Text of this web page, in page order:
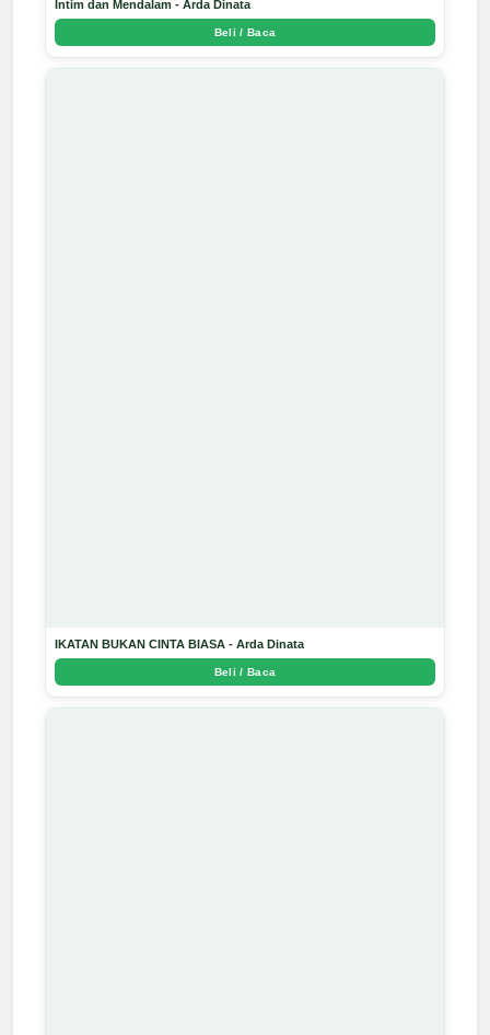
Intim dan Mendalam - Arda Dinata
Beli / Baca
IKATAN BUKAN CINTA BIASA - Arda Dinata
Beli / Baca